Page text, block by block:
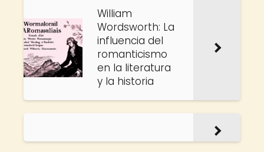
William
Wordsworth: La
influencia del
romanticismo
en la literatura
y la historia